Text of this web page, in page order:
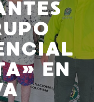
EN